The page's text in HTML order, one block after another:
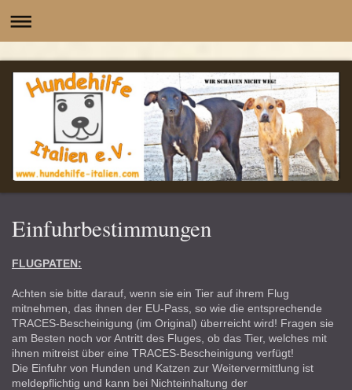
-
Einfuhrbestimmungen
FLUGPATEN:
Achten sie bitte darauf, wenn sie ein Tier auf ihrem Flug
mitnehmen, das ihnen der EU-Pass, so wie die entsprechende
TRACES-Bescheinigung (im Original) überreicht wird! Fragen sie
am Besten noch vor Antritt des Fluges, ob das Tier, welches mit
ihnen mitreist über eine TRACES-Bescheinigung verfügt!
Die Einfuhr von Hunden und Katzen zur Weitervermittlung ist
meldepflichtig und kann bei Nichteinhaltung der